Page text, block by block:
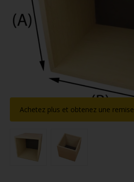
Achetez plus et obtenez une remise